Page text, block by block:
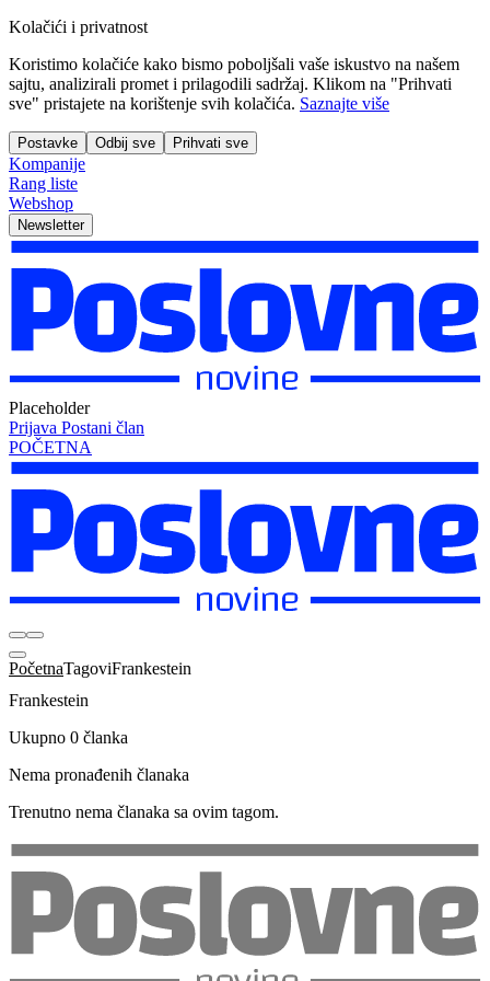
Kolačići i privatnost
Koristimo kolačiće kako bismo poboljšali vaše iskustvo na našem
sajtu, analizirali promet i prilagodili sadržaj. Klikom na "Prihvati
sve" pristajete na korištenje svih kolačića. Saznajte više
Postavke Odbij sve Prihvati sve
Kompanije
Rang liste
Webshop
Newsletter
Placeholder
Prijava Postani član
POČETNA
PočetnaTagoviFrankestein
Frankestein
Ukupno 0 članka
Nema pronađenih članaka
Trenutno nema članaka sa ovim tagom.